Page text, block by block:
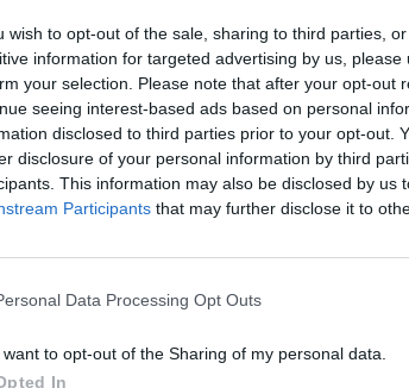
wish to opt-out of the sale, sharing to third parties,
information for targeted advertising by us,
your selection. Please note that after your opt-out
seeing interest-based ads based on personal
disclosed to third parties prior to your opt-out.
disclosure of your personal information by third
This information may also be disclosed by us
Participants that may further disclose it to
Data Processing Opt Outs
want to opt-out of the Sharing of my personal data.
In
Ανδρουλάκης:
πλευρό των
απόλυτο σεβασμό
Η Συντακτική ομάδα του Libre
πυροσβεστών με απόλυτο
τόνισε ο Νίκος Ανδρουλάκης,